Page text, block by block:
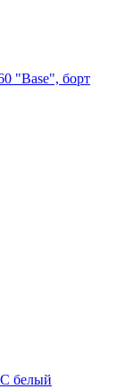
"Base", борт
белый